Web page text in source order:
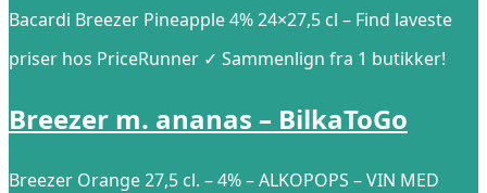
Bacardi Breezer Pineapple 4% 24×27,5 cl – Find laveste
priser hos PriceRunner ✓ Sammenlign fra 1 butikker!
Breezer m. ananas – BilkaToGo
Breezer Orange 27,5 cl. – 4% – ALKOPOPS – VIN MED